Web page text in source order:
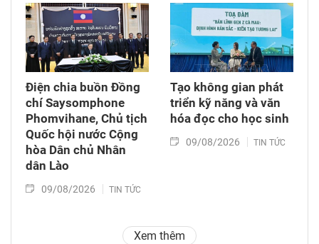
Điện chia buồn Đồng
chí Saysomphone
Phomvihane, Chủ tịch
Quốc hội nước Cộng
hòa Dân chủ Nhân
dân Lào
09/08/2026 TIN TỨC
Tạo không gian phát
triển kỹ năng và văn
hóa đọc cho học sinh
09/08/2026 TIN TỨC
Xem thêm